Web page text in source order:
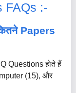
FAQs :-
Papers
Questions होते हैं
(15), और